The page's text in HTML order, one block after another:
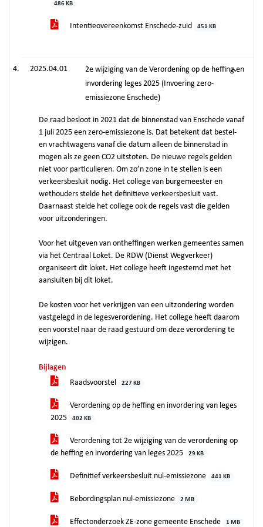
486 KB
Intentieovereenkomst Enschede-zuid 451 KB
2025.04.01
2e wijziging van de Verordening op de heffing en
invordering leges 2025 (Invoering zero-
emissiezone Enschede)
De raad besloot in 2021 dat de binnenstad van Enschede vanaf
1 juli 2025 een zero-emissiezone is. Dat betekent dat bestel-
en vrachtwagens vanaf die datum alleen de binnenstad in
mogen als ze geen CO2 uitstoten. De nieuwe regels gelden
niet voor particulieren. Om zo’n zone in te stellen is een
verkeersbesluit nodig. Het college van burgemeester en
wethouders stelde het definitieve verkeersbesluit vast.
Daarnaast stelde het college ook de regels vast die gelden
voor uitzonderingen.
Voor het uitgeven van ontheffingen werken gemeentes samen
via het Centraal Loket. De RDW (Dienst Wegverkeer)
organiseert dit loket. Het college heeft ingestemd met het
aansluiten bij dit loket.
De kosten voor het verkrijgen van een uitzondering worden
vastgelegd in de legesverordening. Het college heeft daarom
een voorstel naar de raad gestuurd om deze verordening te
wijzigen.
Bijlagen
Raadsvoorstel
227 KB
Verordening op de heffing en invordering van leges
2025
402 KB
Verordening tot 2e wijziging van de verordening op
de heffing en invordering van leges 2025
29 KB
Definitief verkeersbesluit nul-emissiezone 441 KB
Bebordingsplan nul-emissiezone 2 MB
Effectonderzoek ZE-zone gemeente Enschede 1 MB